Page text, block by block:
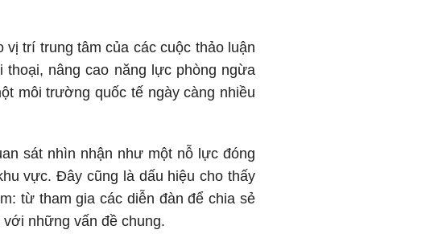
vị trí trung tâm của các cuộc thảo luận
nâng cao năng lực phòng ngừa
môi trường quốc tế ngày càng nhiều
sát nhìn nhận như một nỗ lực đóng
vực. Đây cũng là dấu hiệu cho thấy
từ tham gia các diễn đàn để chia sẻ
những vấn đề chung.